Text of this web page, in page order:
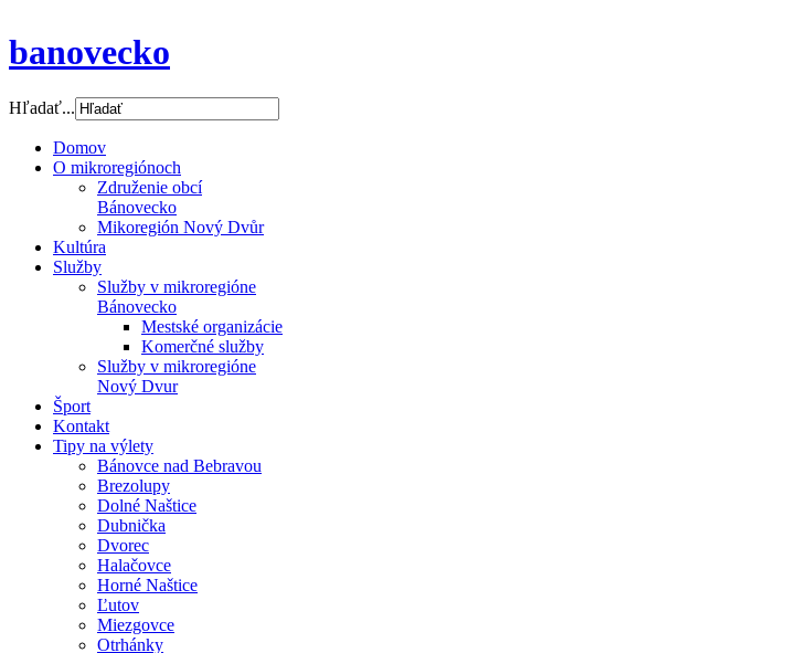
banovecko
Hľadať...
Domov
O mikroregiónoch
Združenie obcí
Bánovecko
Mikoregión Nový Dvůr
Kultúra
Služby
Služby v mikroregióne
Bánovecko
Mestské organizácie
Komerčné služby
Služby v mikroregióne
Nový Dvur
Šport
Kontakt
Tipy na výlety
Bánovce nad Bebravou
Brezolupy
Dolné Naštice
Dubnička
Dvorec
Halačovce
Horné Naštice
Ľutov
Miezgovce
Otrhánky